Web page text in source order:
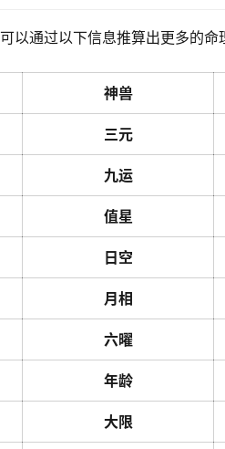
以通过以下信息推算出更多的命
神兽
三元
九运
值星
日空
月相
六曜
年龄
大限